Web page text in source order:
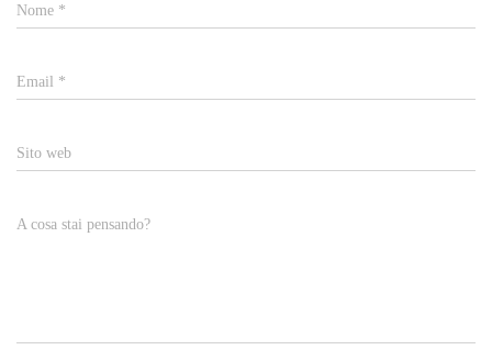
Nome *
Email *
Sito web
A cosa stai pensando?